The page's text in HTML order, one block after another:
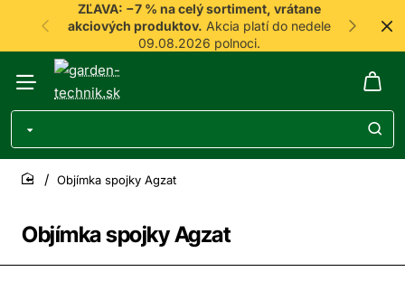
ZĽAVA: −7 % na celý sortiment, vrátane
akciových produktov. Akcia platí do nedele
09.08.2026 polnoci.
Objímka spojky Agzat
home
Objímka spojky Agzat